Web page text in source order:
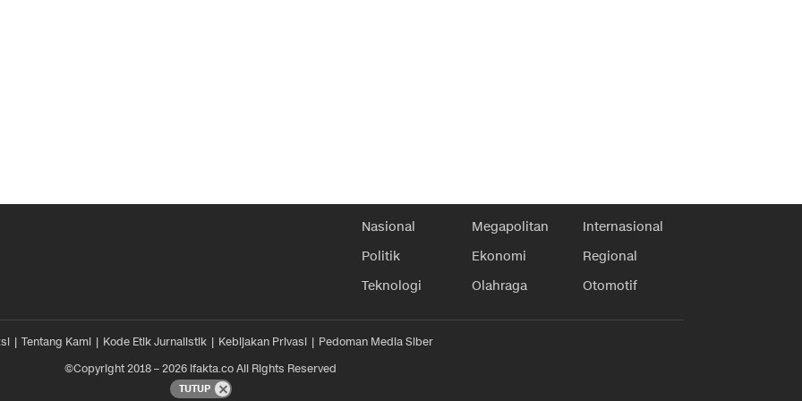
Nasional Megapolitan
Internasional
Politik
Ekonomi
Regional
Teknologi
Olahraga Otomotif
Tentang Kami Kode Etik Jurnalistik Kebijakan Privasi
Pedoman Media Siber
©Copyright 2018 – 2026 ifakta.co All Rights Reserved
TUTUP